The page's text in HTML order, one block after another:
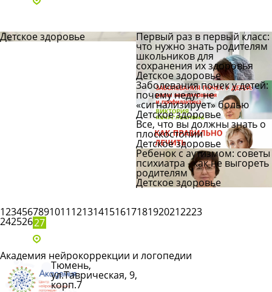
Детское здоровье Первый раз в первый класс:
что нужно знать родителям
школьников для
сохранения их здоровья
Детское здоровье
Заболевания почек у детей:
почему недуг не
«сигнализирует» болью
Детское здоровье
Все, что вы должны знать о
плоскостопии
Детское здоровье
Ребенок с аутизмом: советы
психиатра - как не выгореть
родителям
Детское здоровье
1234567891011121314151617181920212223
24252627
Академия нейрокоррекции и логопедии
Тюмень,
ул.Таврическая, 9,
корп.7